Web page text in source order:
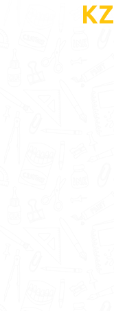
KZ